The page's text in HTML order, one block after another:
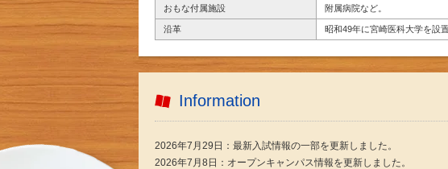
おもな付属施設 附属病院など。
沿革 昭和49年に宮崎医科大学を設
Information
2026年7月29日：最新入試情報の一部を更新しました。
2026年7月8日：オープンキャンパス情報を更新しました。